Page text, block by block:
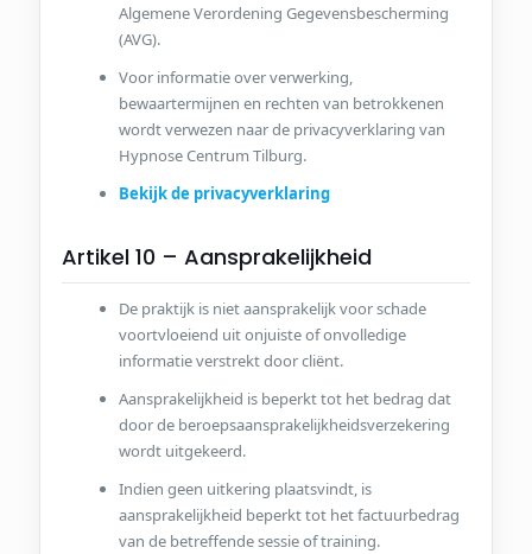
Algemene Verordening Gegevensbescherming
(AVG).
Voor informatie over verwerking,
bewaartermijnen en rechten van betrokkenen
wordt verwezen naar de privacyverklaring van
Hypnose Centrum Tilburg.
Bekijk de privacyverklaring
Artikel 10 – Aansprakelijkheid
De praktijk is niet aansprakelijk voor schade
voortvloeiend uit onjuiste of onvolledige
informatie verstrekt door cliënt.
Aansprakelijkheid is beperkt tot het bedrag dat
door de beroepsaansprakelijkheidsverzekering
wordt uitgekeerd.
Indien geen uitkering plaatsvindt, is
aansprakelijkheid beperkt tot het factuurbedrag
van de betreffende sessie of training.